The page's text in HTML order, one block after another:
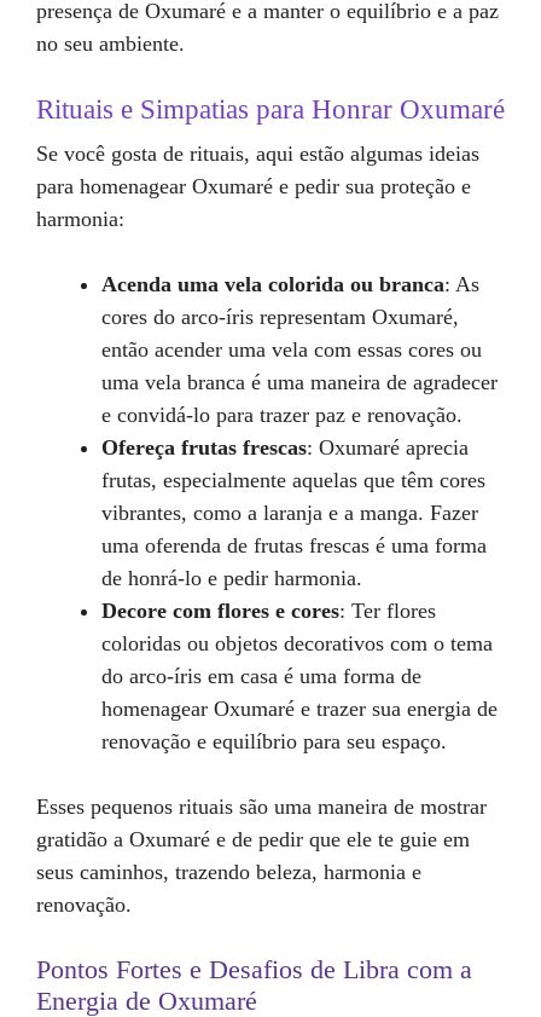
presença de Oxumaré e a manter o equilíbrio e a paz
no seu ambiente.
Rituais e Simpatias para Honrar Oxumaré
Se você gosta de rituais, aqui estão algumas ideias
para homenagear Oxumaré e pedir sua proteção e
harmonia:
Acenda uma vela colorida ou branca: As
cores do arco-íris representam Oxumaré,
então acender uma vela com essas cores ou
uma vela branca é uma maneira de agradecer
e convidá-lo para trazer paz e renovação.
Ofereça frutas frescas: Oxumaré aprecia
frutas, especialmente aquelas que têm cores
vibrantes, como a laranja e a manga. Fazer
uma oferenda de frutas frescas é uma forma
de honrá-lo e pedir harmonia.
Decore com flores e cores: Ter flores
coloridas ou objetos decorativos com o tema
do arco-íris em casa é uma forma de
homenagear Oxumaré e trazer sua energia de
renovação e equilíbrio para seu espaço.
Esses pequenos rituais são uma maneira de mostrar
gratidão a Oxumaré e de pedir que ele te guie em
seus caminhos, trazendo beleza, harmonia e
renovação.
Pontos Fortes e Desafios de Libra com a
Energia de Oxumaré